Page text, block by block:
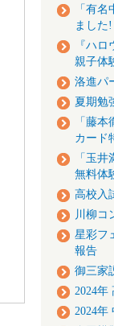
「有
ました!
『ハ
親子体
洛進パ
夏期勉
「藤
カード
「玉
無料体
高校入
川柳コ
星彩フ
報告
御三家
2024年
2024年